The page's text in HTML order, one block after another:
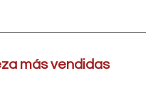
más vendidas